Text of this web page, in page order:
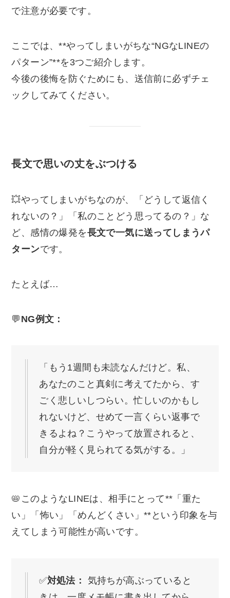
で注意が必要です。
ここでは、**やってしまいがちな“NGなLINEの
パターン”**を3つご紹介します。
今後の後悔を防ぐためにも、送信前に必ずチェ
ックしてみてください。
長文で思いの丈をぶつける
💥やってしまいがちなのが、「どうして返信く
れないの？」「私のことどう思ってるの？」な
ど、感情の爆発を長文で一気に送ってしまうパ
ターンです。
たとえば…
💬 NG例文：
「もう1週間も未読なんだけど。私、
あなたのこと真剣に考えてたから、す
ごく悲しいしつらい。忙しいのかもし
れないけど、せめて一言くらい返事で
きるよね？こうやって放置されると、
自分が軽く見られてる気がする。」
📛このようなLINEは、相手にとって**「重た
い」「怖い」「めんどくさい」**という印象を与
えてしまう可能性が高いです。
✅対処法：
気持ちが高ぶっていると